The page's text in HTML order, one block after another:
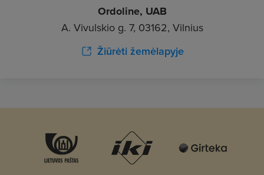
Ordoline, UAB
A. Vivulskio g. 7, 03162, Vilnius
Žiūrėti žemėlapyje